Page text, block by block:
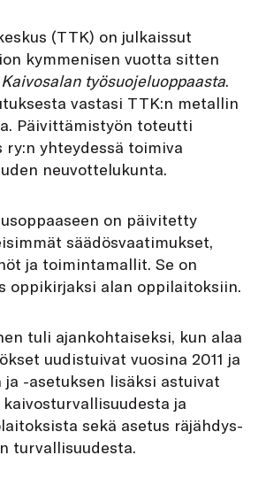
(TTK) on julkaissut
kymmenisen vuotta sitten
Kaivosalan työsuojeluoppaasta.
vastasi TTK:n metallin
Päivittämistyön toteutti
ry:n yhteydessä toimiva
neuvottelukunta.
on päivitetty
säädösvaatimukset,
ja toimintamallit. Se on
oppikirjaksi alan oppilaitoksiin.
tuli ajankohtaiseksi, kun alaa
uudistuivat vuosina 2011 ja
ja -asetuksen lisäksi astuivat
ja
sekä asetus räjähdys-
turvallisuudesta.